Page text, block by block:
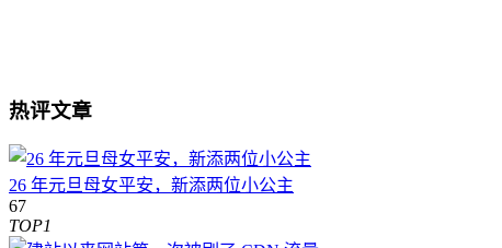
热评文章
26 年元旦母女平安，新添两位小公主
67
TOP1